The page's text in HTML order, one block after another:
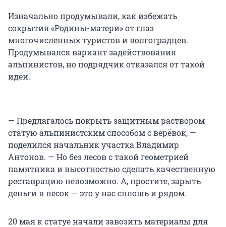
Изначально продумывали, как избежать
сокрытия «Родины-матери» от глаз
многочисленных туристов и волгоградцев.
Продумывался вариант задействования
альпинистов, но подрядчик отказался от такой
идеи.
— Предлагалось покрыть защитным раствором
статую альпинистским способом с верёвок, —
поделился начальник участка Владимир
Антонов. — Но без лесов с такой геометрией
памятника и высотностью сделать качественную
реставрацию невозможно. А, простите, зарыть
деньги в песок — это у нас сплошь и рядом.
20 мая к статуе начали завозить материалы для